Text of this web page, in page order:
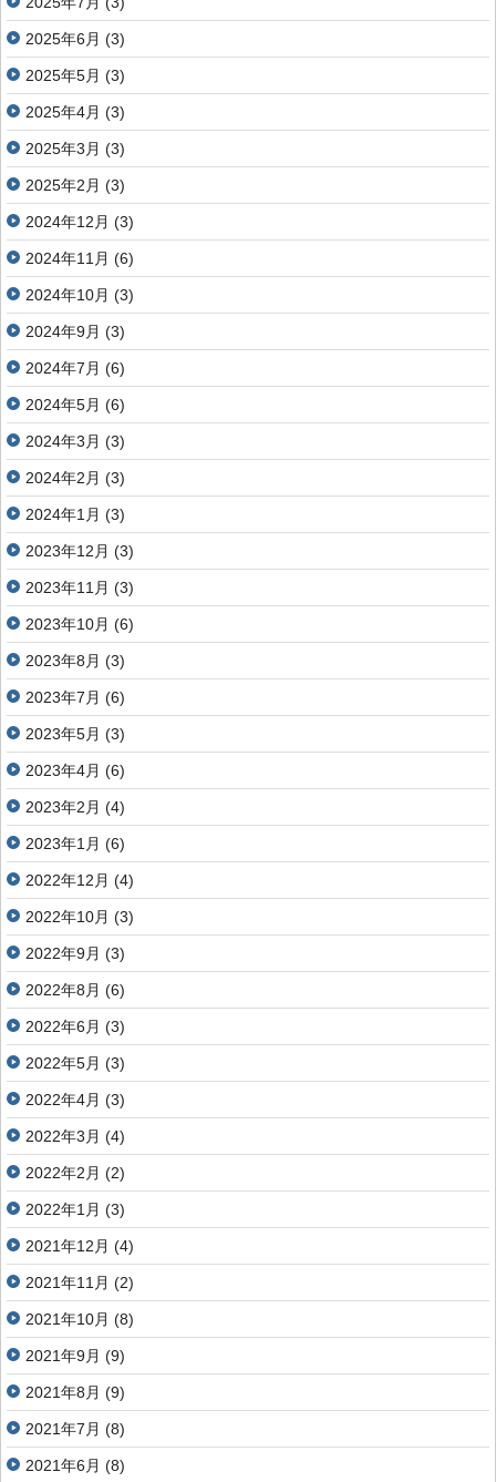
2025年6月 (3)
2025年5月 (3)
2025年4月 (3)
2025年3月 (3)
2025年2月 (3)
2024年12月 (3)
2024年11月 (6)
2024年10月 (3)
2024年9月 (3)
2024年7月 (6)
2024年5月 (6)
2024年3月 (3)
2024年2月 (3)
2024年1月 (3)
2023年12月 (3)
2023年11月 (3)
2023年10月 (6)
2023年8月 (3)
2023年7月 (6)
2023年5月 (3)
2023年4月 (6)
2023年2月 (4)
2023年1月 (6)
2022年12月 (4)
2022年10月 (3)
2022年9月 (3)
2022年8月 (6)
2022年6月 (3)
2022年5月 (3)
2022年4月 (3)
2022年3月 (4)
2022年2月 (2)
2022年1月 (3)
2021年12月 (4)
2021年11月 (2)
2021年10月 (8)
2021年9月 (9)
2021年8月 (9)
2021年7月 (8)
2021年6月 (8)